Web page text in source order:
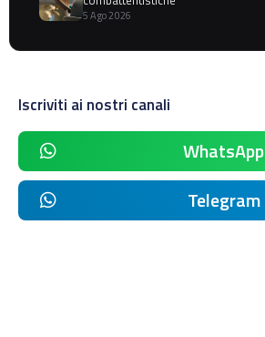
5 Ago 2026
Iscriviti ai nostri canali
WhatsApp
Telegram